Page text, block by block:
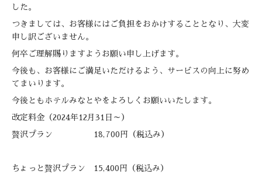
した。
つきましては、お客様にはご負担をおかけすることとなり、大変
申し訳ございません。
何卒ご理解賜りますようお願い申し上げます。
今後も、お客様にご満足いただけるよう、サービスの向上に努め
てまいります。
今後ともホテルみなとやをよろしくお願いいたします。
改定料金（2024年12月31日～）
贅沢プラン 18,700円（税込み）
ちょっと贅沢プラン 15,400円（税込み）